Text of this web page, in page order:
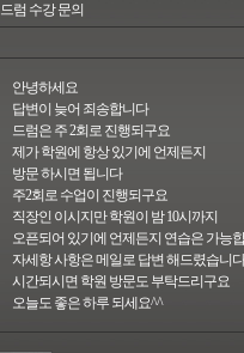
드럼 수강 문의
안녕하세요
답변이 늦어 죄송합니다
드럼은 주 2회로 진행되구요
제가 학원에 항상 있기에 언제든지
방문 하시면 됩니다
주2회로 수업이 진행되구요
직장인 이시지만 학원이 밤 10시까지
오픈되어 있기에 언제든지 연습은 가능
자세항 사항은 메일로 답변 해드렸습니다
시간되시면 학원 방문도 부탁드리구요
오늘도 좋은 하루 되세요^^